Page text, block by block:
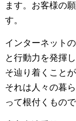
ます。お客様の
す。
インターネット
と行動力を発揮
そ辿り着くこと
それは人々の暮
って根付くもので